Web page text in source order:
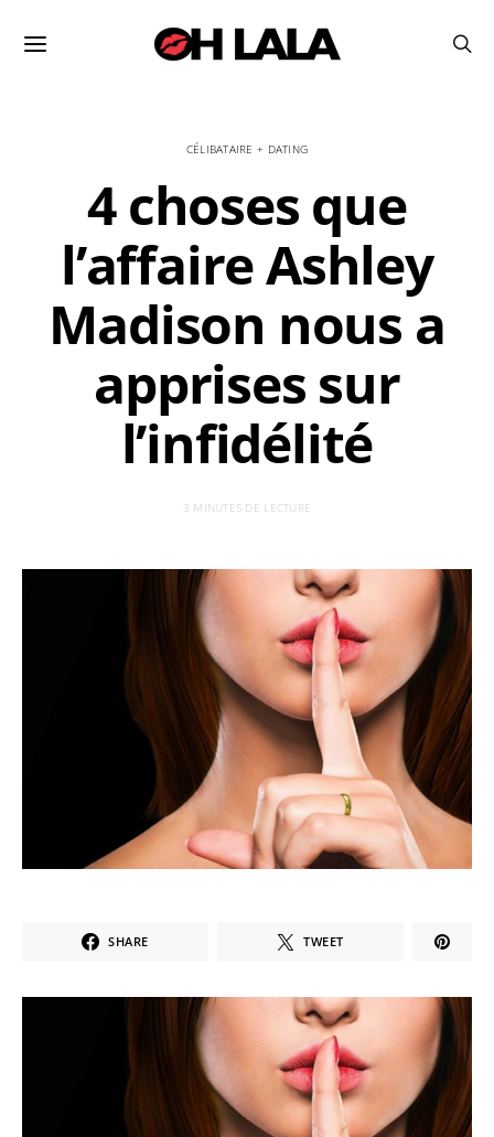
CÉLIBATAIRE + DATING
4 choses que
l’affaire Ashley
Madison nous a
apprises sur
l’infidélité
3 MINUTES DE LECTURE
SHARE TWEET